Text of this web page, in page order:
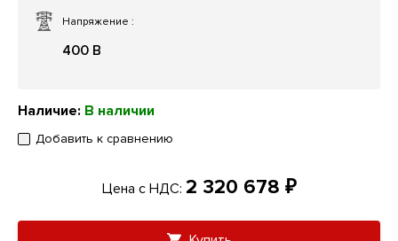
Напряжение :
400 В
Наличие: В наличии
Добавить к сравнению
Цена с НДС: 2 320 678 ₽